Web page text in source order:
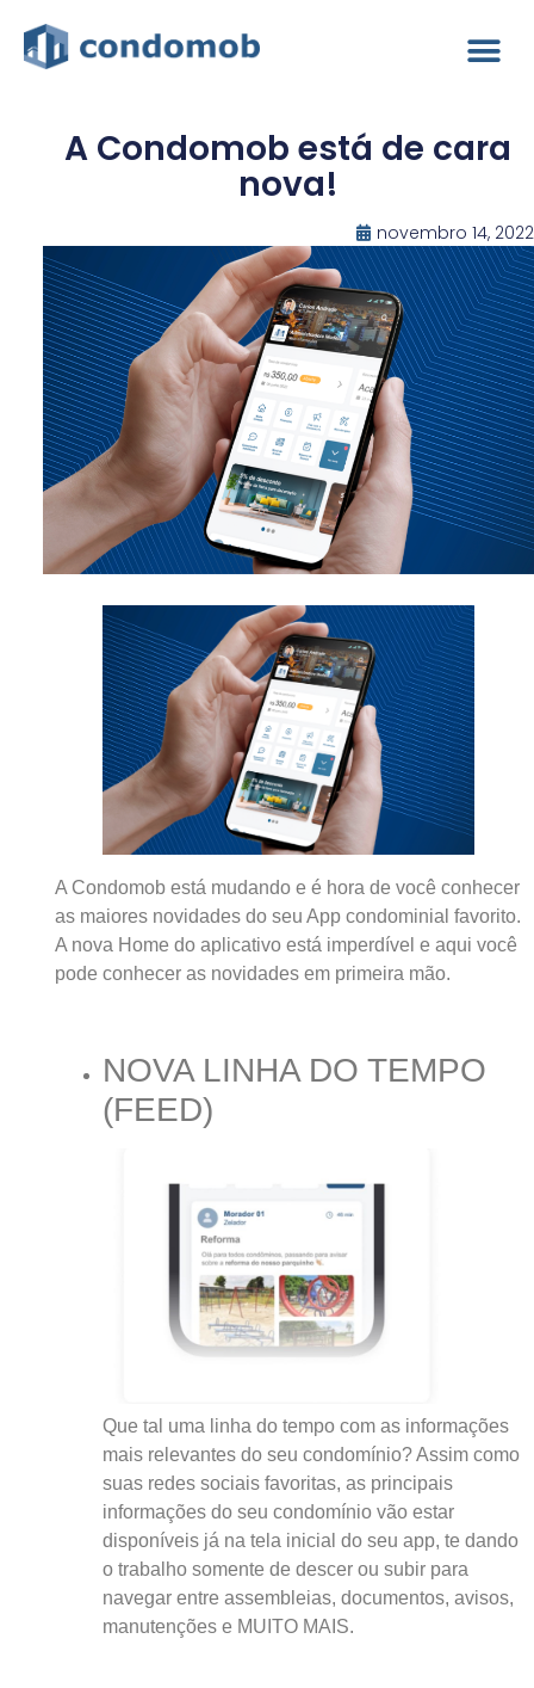
A Condomob está de cara
nova!
novembro 14, 2022
A Condomob está mudando e é hora de você conhecer
as maiores novidades do seu App condominial favorito.
A nova Home do aplicativo está imperdível e aqui você
pode conhecer as novidades em primeira mão.
NOVA LINHA DO TEMPO
(FEED)
Que tal uma linha do tempo com as informações
mais relevantes do seu condomínio? Assim como
suas redes sociais favoritas, as principais
informações do seu condomínio vão estar
disponíveis já na tela inicial do seu app, te dando
o trabalho somente de descer ou subir para
navegar entre assembleias, documentos, avisos,
manutenções e MUITO MAIS.